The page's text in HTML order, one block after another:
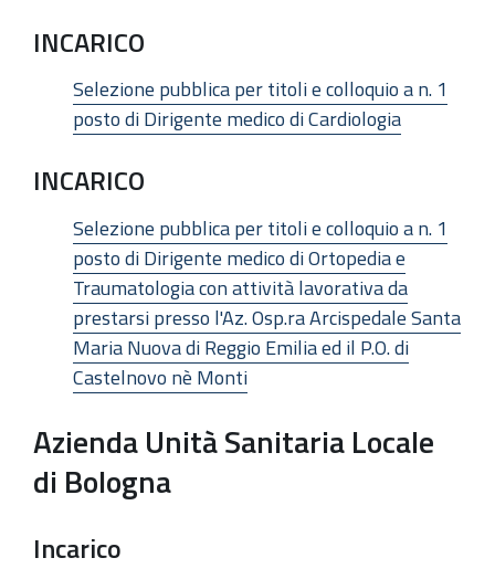
INCARICO
Selezione pubblica per titoli e colloquio a n. 1
posto di Dirigente medico di Cardiologia
INCARICO
Selezione pubblica per titoli e colloquio a n. 1
posto di Dirigente medico di Ortopedia e
Traumatologia con attività lavorativa da
prestarsi presso l'Az. Osp.ra Arcispedale Santa
Maria Nuova di Reggio Emilia ed il P.O. di
Castelnovo nè Monti
Azienda Unità Sanitaria Locale
di Bologna
Incarico